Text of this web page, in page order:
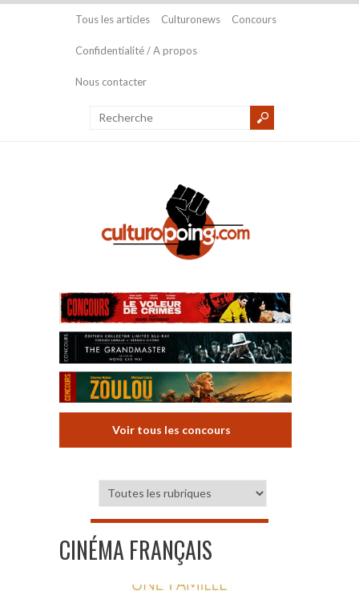
Tous les articles Culturonews Concours
Confidentialité / A propos
Nous contacter
Voir tous les concours
CINÉMA FRANÇAIS